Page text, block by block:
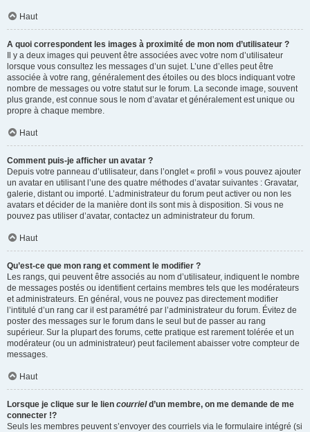
Haut
A quoi correspondent les images à proximité de mon nom d’utilisateur ?
Il y a deux images qui peuvent être associées avec votre nom d’utilisateur
lorsque vous consultez les messages d’un sujet. L’une d’elles peut être
associée à votre rang, généralement des étoiles ou des blocs indiquant votre
nombre de messages ou votre statut sur le forum. La seconde image, souvent
plus grande, est connue sous le nom d’avatar et généralement est unique ou
propre à chaque membre.
Haut
Comment puis-je afficher un avatar ?
Depuis votre panneau d’utilisateur, dans l’onglet « profil » vous pouvez ajouter
un avatar en utilisant l’une des quatre méthodes d’avatar suivantes : Gravatar,
galerie, distant ou importé. L’administrateur du forum peut activer ou non les
avatars et décider de la manière dont ils sont mis à disposition. Si vous ne
pouvez pas utiliser d’avatar, contactez un administrateur du forum.
Haut
Qu’est-ce que mon rang et comment le modifier ?
Les rangs, qui peuvent être associés au nom d’utilisateur, indiquent le nombre
de messages postés ou identifient certains membres tels que les modérateurs
et administrateurs. En général, vous ne pouvez pas directement modifier
l’intitulé d’un rang car il est paramétré par l’administrateur du forum. Évitez de
poster des messages sur le forum dans le seul but de passer au rang
supérieur. Sur la plupart des forums, cette pratique est rarement tolérée et un
modérateur (ou un administrateur) peut facilement abaisser votre compteur de
messages.
Haut
Lorsque je clique sur le lien courrield’un membre, on me demande de me
connecter !?
Seuls les membres peuvent s’envoyer des courriels via le formulaire intégré (si